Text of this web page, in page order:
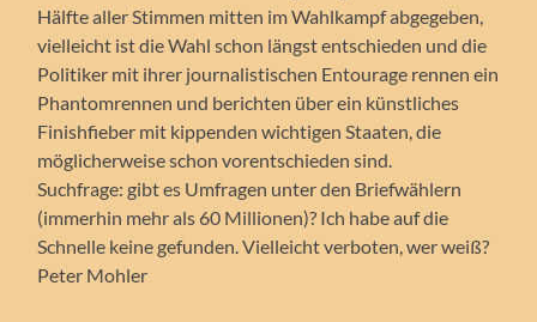
Hälfte aller Stimmen mitten im Wahlkampf abgegeben,
vielleicht ist die Wahl schon längst entschieden und die
Politiker mit ihrer journalistischen Entourage rennen ein
Phantomrennen und berichten über ein künstliches
Finishfieber mit kippenden wichtigen Staaten, die
möglicherweise schon vorentschieden sind.
Suchfrage: gibt es Umfragen unter den Briefwählern
(immerhin mehr als 60 Millionen)? Ich habe auf die
Schnelle keine gefunden. Vielleicht verboten, wer weiß?
Peter Mohler